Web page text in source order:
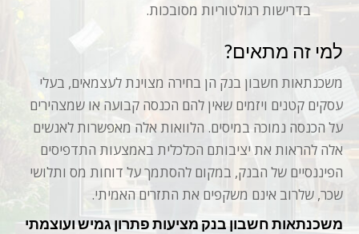
בדרישות רגולטוריות מסובכות.
למי זה מתאים?
משכנתאות חשבון בנק הן בחירה מצוינת לעצמאים, בעלי
עסקים קטנים ויזמים שאין להם הכנסה קבועה או שמצהירים
על הכנסה נמוכה במיסים. הלוואות אלה מאפשרות לאנשים
אלה להראות את יציבותם הכלכלית באמצעות התדפיסים
הפיננסיים של הבנק, במקום להסתמך על דוחות מס ותלושי
שכר, שלרוב אינם משקפים את התזרים האמיתי.
משכנתאות חשבון בנק מציעות פתרון גמיש ועוצמתי